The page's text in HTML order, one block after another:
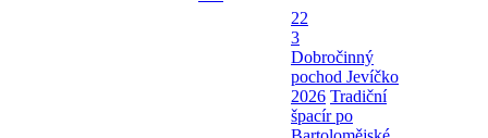
22
3
Dobročinný
pochod Jevíčko
2026 Tradiční
špacír po